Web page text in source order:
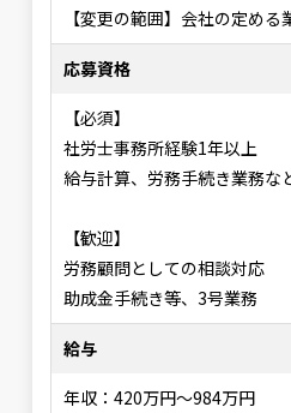
【変更の範囲】会社の定める
応募資格
【必須】
社労士事務所経験1年以上
給与計算、労務手続き業務な
【歓迎】
労務顧問としての相談対応
助成金手続き等、3号業務
給与
年収：420万円～984万円